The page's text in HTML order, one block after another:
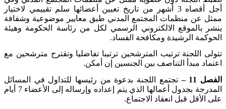
أجل أقصاه 3 أشهر من تاريخ تعيين أعضائها سلم تقييمي لاختيار
ممثل عن منظمات المجتمع المدني طبق معايير موضوعية وشفافة
ينشر بالموقع الالكتروني الرسمي لكل من رئاسة الحكومة وهيئة
الحوكمة الرشيدة ومكافحة الفساد.
تتولى اللجنة ترتيب المترشحين ترتيبا تفاضليا وتقترح مترشحين مع
اعتماد مبدأ التناصف بين الجنسين إن أمكن.
الفصل 11 –
تجتمع اللجنة بدعوة من رئيسها للتداول في المسائل
المدرجة بجدول أعمالها الذي يتم إعداده وإرساله إلى الأعضاء 7 أيام
على الأقل قبل انعقاد الاجتماع.